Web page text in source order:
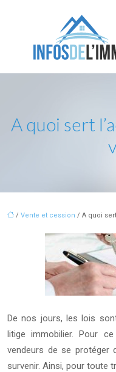
A quoi sert
/ Vente et cession / A quoi
De nos jours, les lois
litige immobilier. Pour
vendeurs de se protéger
survenir. Ainsi, pour toute